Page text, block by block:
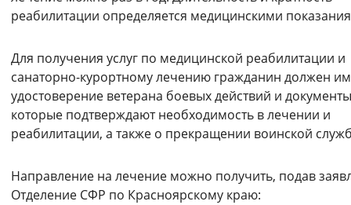
реабилитации определяется медицинскими
Для получения услуг по медицинской реабилитации и
санаторно-курортному лечению гражданин должен
удостоверение ветерана боевых действий и
которые подтверждают необходимость в лечении и
реабилитации, а также о прекращении воинской
Направление на лечение можно получить, подав
Отделение СФР по Красноярскому краю: